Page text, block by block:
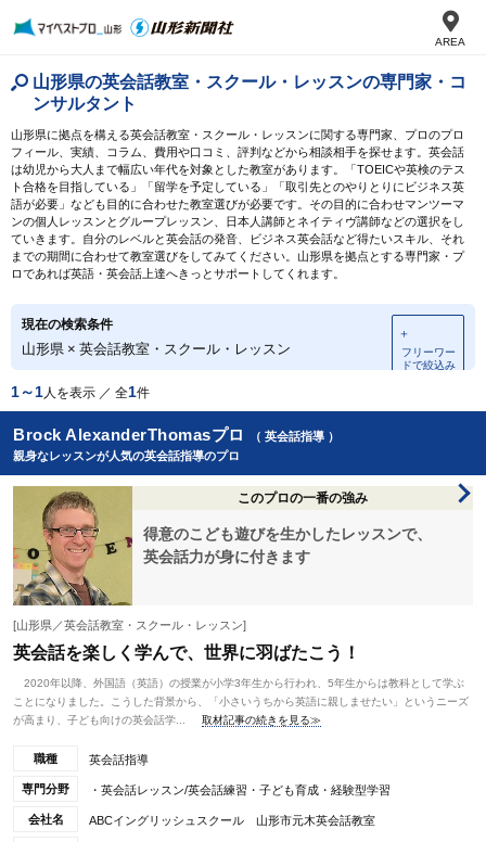
AREA
山形県の英会話教室・スクール・レッスンの専門家・コ
ンサルタント
山形県に拠点を構える英会話教室・スクール・レッスンに関する専門家、プロのプロ
フィール、実績、コラム、費用や口コミ、評判などから相談相手を探せます。英会話
は幼児から大人まで幅広い年代を対象とした教室があります。「TOEICや英検のテス
ト合格を目指している」「留学を予定している」「取引先とのやりとりにビジネス英
語が必要」なども目的に合わせた教室選びが必要です。その目的に合わせマンツーマ
ンの個人レッスンとグループレッスン、日本人講師とネイティヴ講師などの選択をし
ていきます。自分のレベルと英会話の発音、ビジネス英会話など得たいスキル、それ
までの期間に合わせて教室選びをしてみてください。山形県を拠点とする専門家・プ
ロであれば英語・英会話上達へきっとサポートしてくれます。
現在の検索条件
山形県 × 英会話教室・スクール・レッスン
＋
フリーワー
ドで絞込み
1～1人を表示 ／ 全1件
Brock AlexanderThomasプロ
（ 英会話指導 ）
親身なレッスンが人気の英会話指導のプロ
このプロの一番の強み
得意のこども遊びを生かしたレッスンで、
英会話力が身に付きます
[山形県／英会話教室・スクール・レッスン]
英会話を楽しく学んで、世界に羽ばたこう！
2020年以降、外国語（英語）の授業が小学3年生から行われ、5年生からは教科として学ぶ
ことになりました。こうした背景から、「小さいうちから英語に親しませたい」というニーズ
が高まり、子ども向けの英会話学...
取材記事の続きを見る≫
職種 英会話指導
専門分野 ・英会話レッスン/英会話練習・子ども育成・経験型学習
会社名 ABCイングリッシュスクール 山形市元木英会話教室